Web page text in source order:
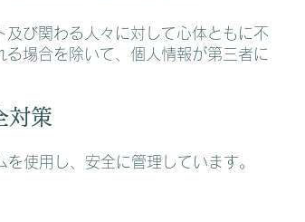
び関わる人々に対して心体ともに不
場合を除いて、個人情報が第三者に
対策
使用し、安全に管理しています。